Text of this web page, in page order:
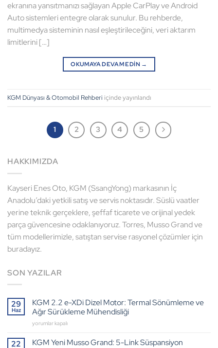
ekranına yansıtmanızı sağlayan Apple CarPlay ve Android
Auto sistemleri entegre olarak sunulur. Bu rehberde,
multimedya sisteminin nasıl eşleştirileceğini, veri aktarım
limitlerini […]
OKUMAYA DEVAM EDIN →
KGM Dünyası & Otomobil Rehberi içinde yayınlandı
1 2 3 4 5
HAKKIMIZDA
Kayseri Enes Oto, KGM (SsangYong) markasının İç
Anadolu’daki yetkili satış ve servis noktasıdır. Süslü vaatler
yerine teknik gerçeklere, şeffaf ticarete ve orijinal yedek
parça güvencesine odaklanıyoruz. Torres, Musso Grand ve
tüm modellerimizle, satıştan servise rasyonel çözümler için
buradayız.
SON YAZILAR
29
Haz
KGM 2.2 e-XDi Dizel Motor: Termal Sönümleme ve
Ağır Sürükleme Mühendisliği
KGM
e-
yorumlar kapalı
22
KGM Yeni Musso Grand: 5-Link Süspansiyon